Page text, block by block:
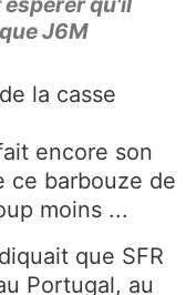
J6M
la casse
encore son
ce barbouze de
moins ...
que SFR
Portugal, au